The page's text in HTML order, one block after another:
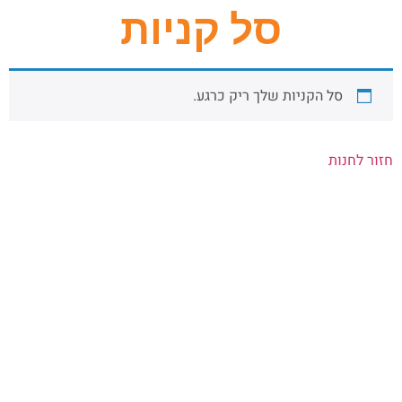
סל קניות
סל הקניות שלך ריק כרגע.
חזור לחנות